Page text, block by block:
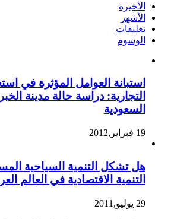
الأخيرة
الأشهر
تعليقات
الوسوم
استبانة العوامل المؤثرة في
التجارية: دراسة حالة مدينة
السعودية
19 فبراير,2012
هل تشكل التنمية السياحية
التنمية الاقتصادية في العالم
29 يوليو,2011